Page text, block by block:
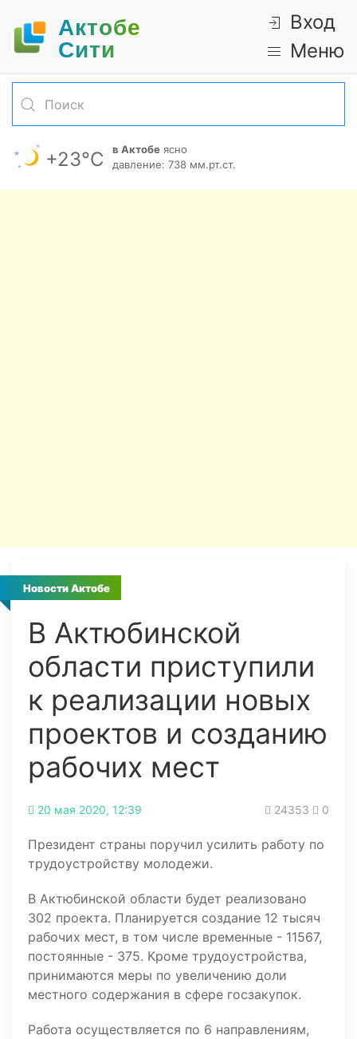
Актобе
Cити
Вход
Меню
+23°С в Актобе ясно
давление: 738 мм.рт.ст.
Новости Актобе
В Актюбинской
области приступили
к реализации новых
проектов и созданию
рабочих мест
20 мая 2020, 12:39 24353 0
Президент страны поручил усилить работу по
трудоустройству молодежи.
В Актюбинской области будет реализовано
302 проекта. Планируется создание 12 тысяч
рабочих мест, в том числе временные - 11567,
постоянные - 375. Кроме трудоустройства,
принимаются меры по увеличению доли
местного содержания в сфере госзакупок.
Работа осуществляется по 6 направлениям,